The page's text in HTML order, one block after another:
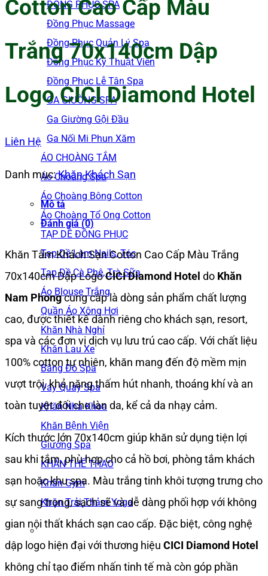
ĐỒNG PHỤC SPA
Đồng Phục Massage
Đồng Phục Quản Lý Spa
Đồng Phục Kỹ Thuật Viên
Đồng Phục Lễ Tân Spa
GA GIƯỜNG SPA
Ga Giường Gội Đầu
Ga Nối Mi Phun Xăm
ÁO CHOÀNG TẮM
Áo Choàng Spa
Áo Choàng Bông Cotton
Áo Choàng Tổ Ong Cotton
TẠP DỀ ĐỒNG PHỤC
Tạp Dề Làm Nails, Tóc
Tạp Dề Cà Phê, Trà Sữa
Áo Blouse Trắng
Quần Áo Xông Hơi
Khăn Nhà Nghỉ
Khăn Lau Xe
Băng Đô Spa
Váy Quây Spa
Khăn Nha Khoa
Khăn Bệnh Viện
Giường Spa
KHĂN THỂ THAO
Khăn Gym
Khăn Trải Thảm Yoga
Cotton Cao Cấp Màu
Trắng 70x140cm Dập
Logo CICI Diamond Hotel
Liên Hệ
Danh mục:Khăn Khách Sạn
Mô tả
Đánh giá (0)
Khăn Tắm Khách Sạn Cotton Cao Cấp Màu Trắng
70x140cm Dập LogoCICI Diamond Hotel do Khăn
Nam Phongcung cấp là dòng sản phẩm chất lượng
cao, được thiết kế dành riêng cho khách sạn, resort,
spa và các đơn vị dịch vụ lưu trú cao cấp. Với chất liệu
100% cotton tự nhiên, khăn mang đến độ mềm mịn
vượt trội, khả năng thấm hút nhanh, thoáng khí và an
toàn tuyệt đối cho làn da, kể cả da nhạy cảm.
Kích thước lớn 70x140cm giúp khăn sử dụng tiện lợi
sau khi tắm, phù hợp cho cả hồ bơi, phòng tắm khách
sạn hoặc khu spa. Màu trắng tinh khôi tượng trưng cho
sự sang trọng, sạch sẽ và dễ dàng phối hợp với không
gian nội thất khách sạn cao cấp. Đặc biệt, công nghệ
dập logo hiện đại với thương hiệu CICI Diamond Hotel
không chỉ tạo điểm nhấn tinh tế mà còn góp phần